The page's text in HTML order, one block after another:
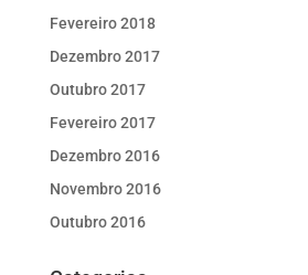
Fevereiro 2018
Dezembro 2017
Outubro 2017
Fevereiro 2017
Dezembro 2016
Novembro 2016
Outubro 2016